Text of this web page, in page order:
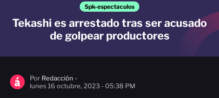
Spk-espectaculos
Tekashi es arrestado tras ser acusado
de golpear productores
Por Redacción -
lunes 16 octubre, 2023 - 05:38 PM